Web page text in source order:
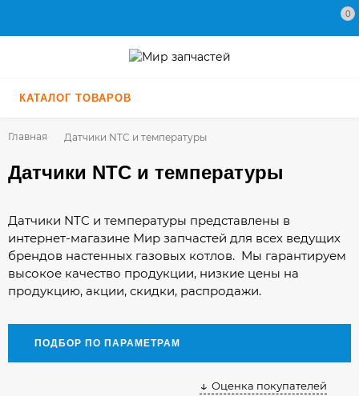
0
КАТАЛОГ ТОВАРОВ
Главная Датчики NTC и температуры
Датчики NTC и температуры
Датчики NTC и температуры представлены в
интернет-магазине Мир запчастей для всех ведущих
брендов настенных газовых котлов. Мы гарантируем
высокое качество продукции, низкие цены на
продукцию, акции, скидки, распродажи.
один клик по минимальной цене. А для
профессионалов у нас спецусловия!
ПОДБОР ПО ПАРАМЕТРАМ
Оценка покупателей